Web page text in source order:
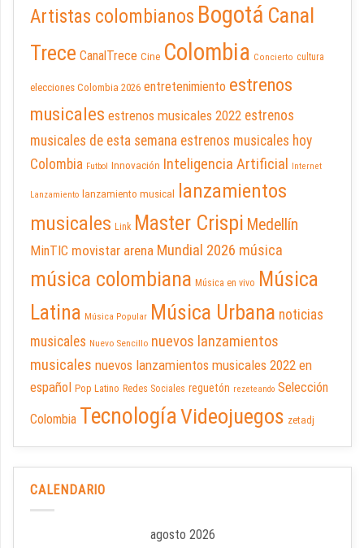
Artistas colombianos Bogotá Canal
Trece CanalTrece Cine Colombia Concierto cultura
elecciones Colombia 2026 entretenimiento estrenos
musicales estrenos musicales 2022 estrenos
musicales de esta semana estrenos musicales hoy
Colombia Futbol Innovación Inteligencia Artificial Internet
Lanzamiento lanzamiento musical
lanzamientos
musicales Link Master Crispi Medellín
MinTIC movistar arena Mundial 2026 música
música colombiana Música en vivo Música
Latina Música Popular Música Urbana noticias
musicales Nuevo Sencillo nuevos lanzamientos
musicales nuevos lanzamientos musicales 2022 en
español Pop Latino Redes Sociales reguetón rezeteando Selección
Colombia TecnologíaVideojuegos zetadj
CALENDARIO
agosto 2026